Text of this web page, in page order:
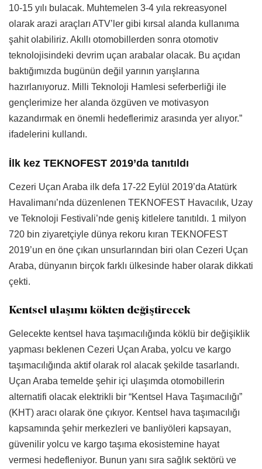
10-15 yılı bulacak. Muhtemelen 3-4 yıla rekreasyonel
olarak arazi araçları ATV’ler gibi kırsal alanda kullanıma
şahit olabiliriz. Akıllı otomobillerden sonra otomotiv
teknolojisindeki devrim uçan arabalar olacak. Bu açıdan
baktığımızda bugünün değil yarının yarışlarına
hazırlanıyoruz. Milli Teknoloji Hamlesi seferberliği ile
gençlerimize her alanda özgüven ve motivasyon
kazandırmak en önemli hedeflerimiz arasında yer alıyor.”
ifadelerini kullandı.
İlk kez TEKNOFEST 2019’da tanıtıldı
Cezeri Uçan Araba ilk defa 17-22 Eylül 2019’da Atatürk
Havalimanı’nda düzenlenen TEKNOFEST Havacılık, Uzay
ve Teknoloji Festivali’nde geniş kitlelere tanıtıldı. 1 milyon
720 bin ziyaretçiyle dünya rekoru kıran TEKNOFEST
2019’un en öne çıkan unsurlarından biri olan Cezeri Uçan
Araba, dünyanın birçok farklı ülkesinde haber olarak dikkati
çekti.
Kentsel ulaşımı kökten değiştirecek
Gelecekte kentsel hava taşımacılığında köklü bir değişiklik
yapması beklenen Cezeri Uçan Araba, yolcu ve kargo
taşımacılığında aktif olarak rol alacak şekilde tasarlandı.
Uçan Araba temelde şehir içi ulaşımda otomobillerin
alternatifi olacak elektrikli bir “Kentsel Hava Taşımacılığı”
(KHT) aracı olarak öne çıkıyor. Kentsel hava taşımacılığı
kapsamında şehir merkezleri ve banliyöleri kapsayan,
güvenilir yolcu ve kargo taşıma ekosistemine hayat
vermesi hedefleniyor. Bunun yanı sıra sağlık sektörü ve